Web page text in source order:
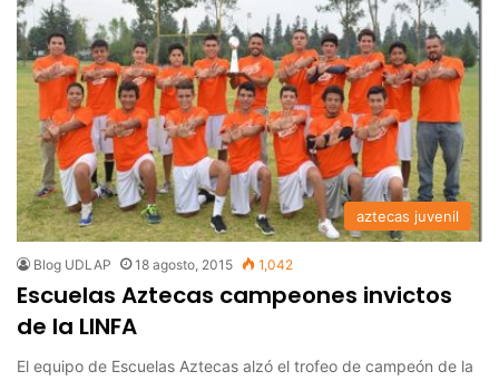
aztecas juvenil
Blog UDLAP 18 agosto, 2015 1,042
Escuelas Aztecas campeones invictos
de la LINFA
El equipo de Escuelas Aztecas alzó el trofeo de campeón de la